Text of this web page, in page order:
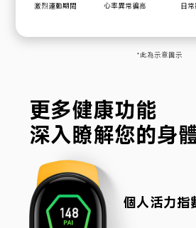
激烈運動期間 心率異常徧高 日
*此為示意圖示
更多健康功能
深入瞭解您的身
個人活力指